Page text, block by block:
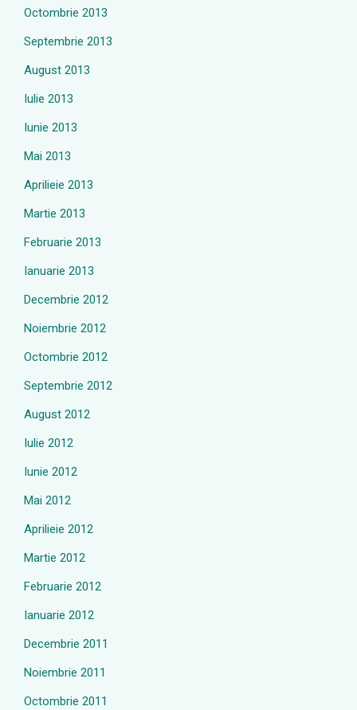
Octombrie 2013
Septembrie 2013
August 2013
Iulie 2013
Iunie 2013
Mai 2013
Aprilieie 2013
Martie 2013
Februarie 2013
Ianuarie 2013
Decembrie 2012
Noiembrie 2012
Octombrie 2012
Septembrie 2012
August 2012
Iulie 2012
Iunie 2012
Mai 2012
Aprilieie 2012
Martie 2012
Februarie 2012
Ianuarie 2012
Decembrie 2011
Noiembrie 2011
Octombrie 2011